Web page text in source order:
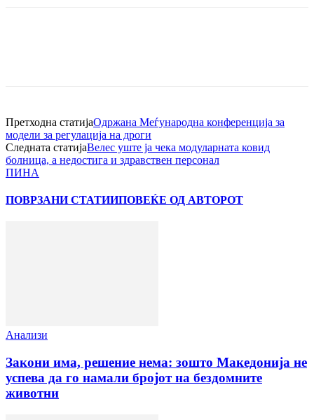
Претходна статијаОдржана Меѓународна конференција за
модели за регулација на дроги
Следната статијаВелес уште ја чека модуларната ковид
болница, а недостига и здравствен персонал
ПИНА
ПОВРЗАНИ СТАТИИПОВЕЌЕ ОД АВТОРОТ
Анализи
Закони има, решение нема: зошто Македонија не
успева да го намали бројот на бездомните
животни